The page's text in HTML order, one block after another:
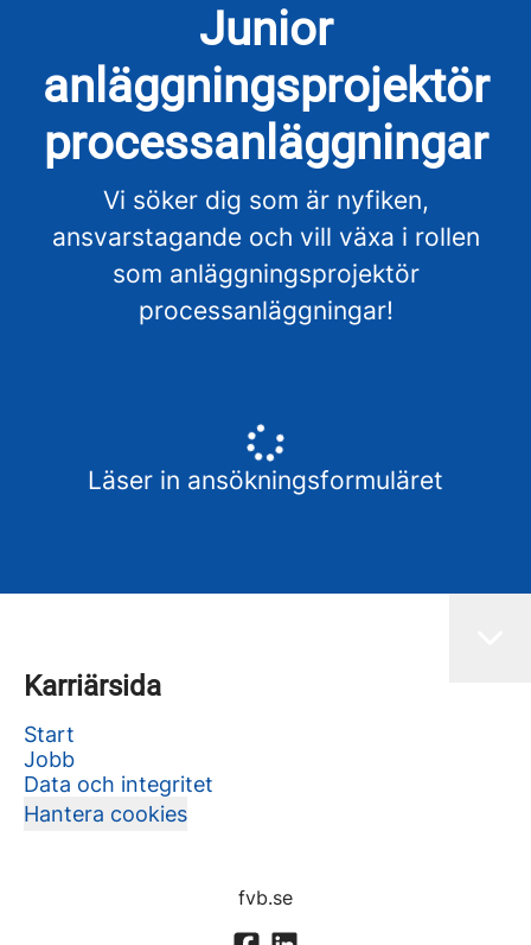
Junior
anläggningsprojektör
processanläggningar
Vi söker dig som är nyfiken,
ansvarstagande och vill växa i rollen
som anläggningsprojektör
processanläggningar!
Läser in ansökningsformuläret
Karriärsida
Start
Jobb
Data och integritet
Hantera cookies
fvb.se